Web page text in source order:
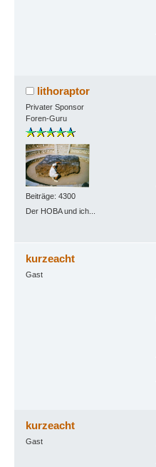
lithoraptor
Privater Sponsor
Foren-Guru
Beiträge: 4300
Der HOBA und ich...
kurzeacht
Gast
kurzeacht
Gast